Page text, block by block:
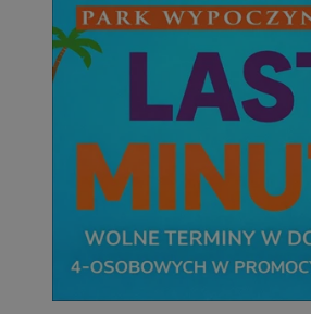
Niezbędne Wydajność
Niezbędne pliki cookie
takich jak logowanie użytkownika i
można prawidłowo korzystać ze
SessID